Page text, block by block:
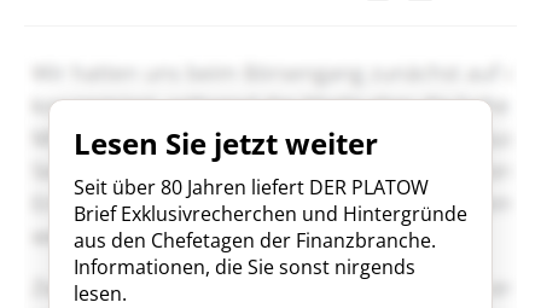
Lesen Sie jetzt weiter
Seit über 80 Jahren liefert DER PLATOW
Brief Exklusivrecherchen und Hintergründe
aus den Chefetagen der Finanzbranche.
Informationen, die Sie sonst nirgends
lesen.